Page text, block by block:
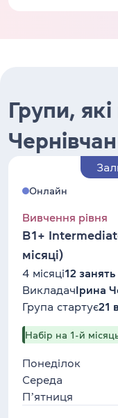
Групи,
Чернівчан
Онлайн
Вивчення рівня
B1+
місяці)
4 місяці12 занять
ВикладачІрина
Група стартує21
Набір на 1-й
Понеділок
Середа
Пʼятниця